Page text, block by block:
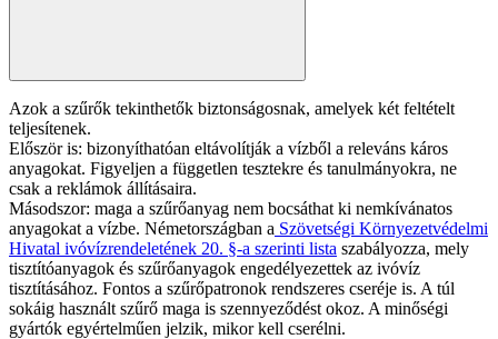
Azok a szűrők tekinthetők biztonságosnak, amelyek két feltételt
teljesítenek.
Először is: bizonyíthatóan eltávolítják a vízből a releváns káros
anyagokat. Figyeljen a független tesztekre és tanulmányokra, ne
csak a reklámok állításaira.
Másodszor: maga a szűrőanyag nem bocsáthat ki nemkívánatos
anyagokat a vízbe. Németországban a Szövetségi Környezetvédelmi
Hivatal ivóvízrendeletének 20. §-a szerinti lista szabályozza, mely
tisztítóanyagok és szűrőanyagok engedélyezettek az ivóvíz
tisztításához. Fontos a szűrőpatronok rendszeres cseréje is. A túl
sokáig használt szűrő maga is szennyeződést okoz. A minőségi
gyártók egyértelműen jelzik, mikor kell cserélni.